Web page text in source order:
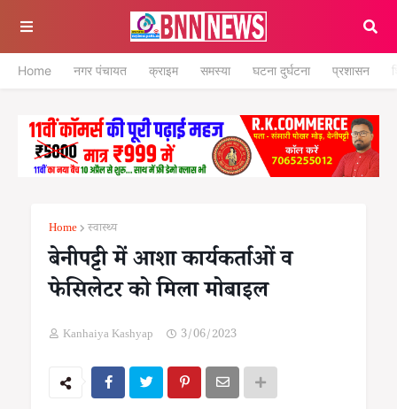
Home नगर पंचायत क्राइम समस्या घटना दुर्घटना प्रशासन
Home स्वास्थ्य
बेनीपट्टी में आशा कार्यकर्ताओं व
फेसिलेटर को मिला मोबाइल
Kanhaiya Kashyap 3/06/2023